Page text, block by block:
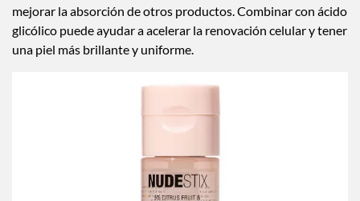
mejorar la absorción de otros productos. Combinar con ácido
glicólico puede ayudar a acelerar la renovación celular y tener
una piel más brillante y uniforme.